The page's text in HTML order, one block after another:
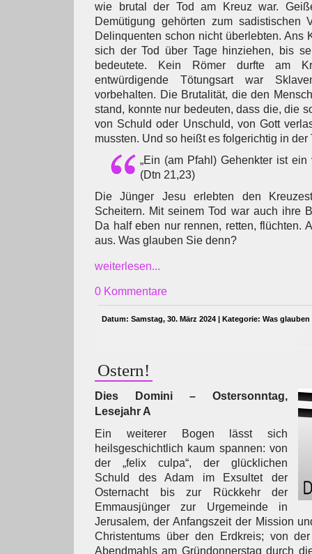
wie brutal der Tod am Kreuz war.
Demütigung gehörten zum sadistischen
Delinquenten schon nicht überlebten. Ans
sich der Tod über Tage hinziehen, bis
bedeutete. Kein Römer durfte am
entwürdigende Tötungsart war
vorbehalten. Die Brutalität, die den
stand, konnte nur bedeuten, dass die, die
von Schuld oder Unschuld, von Gott
mussten. Und so heißt es folgerichtig in der
„Ein (am Pfahl) Gehenkter ist ein
(Dtn 21,23)
Die Jünger Jesu erlebten den
Scheitern. Mit seinem Tod war auch ihre
Da half eben nur rennen, retten, flüchten.
aus. Was glauben Sie denn?
weiterlesen...
0 Kommentare
Datum: Samstag, 30. März 2024 | Kategorie: Was glauben
Ostern!
Dies Domini – Ostersonntag,
Lesejahr A
Ein weiterer Bogen lässt sich
heilsgeschichtlich kaum spannen: von
der „felix culpa“, der glücklichen
Schuld des Adam im Exsultet der
Osternacht bis zur Rückkehr der
Emmausjünger zur Urgemeinde in
Jerusalem, der Anfangszeit der Mission
Christentums über den Erdkreis; von
Abendmahls am Gründonnerstag durch